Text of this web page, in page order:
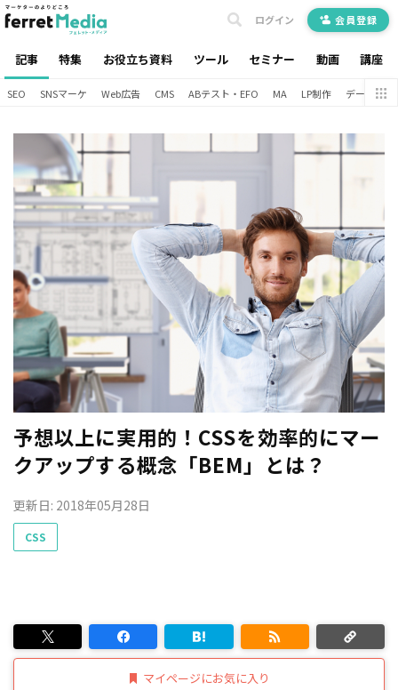
記事 特集 お役立ち資料 ツール セミナー 動画 講座
ログイン 会員登録
SEO SNSマーケ Web広告 CMS ABテスト・EFO MA LP制作 データ分析
予想以上に実用的！CSSを効率的にマー
クアップする概念「BEM」とは？
更新日: 2018年05月28日
CSS
マイページにお気に入り